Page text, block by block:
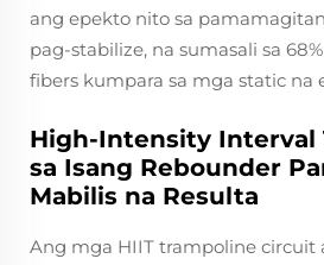
ang epekto nito sa
pag-stabilize, na sumasali sa
fibers kumpara sa mga static na
High-Intensity Interval
sa Isang Rebounder
Mabilis na Resulta
Ang mga HIIT trampoline circuit